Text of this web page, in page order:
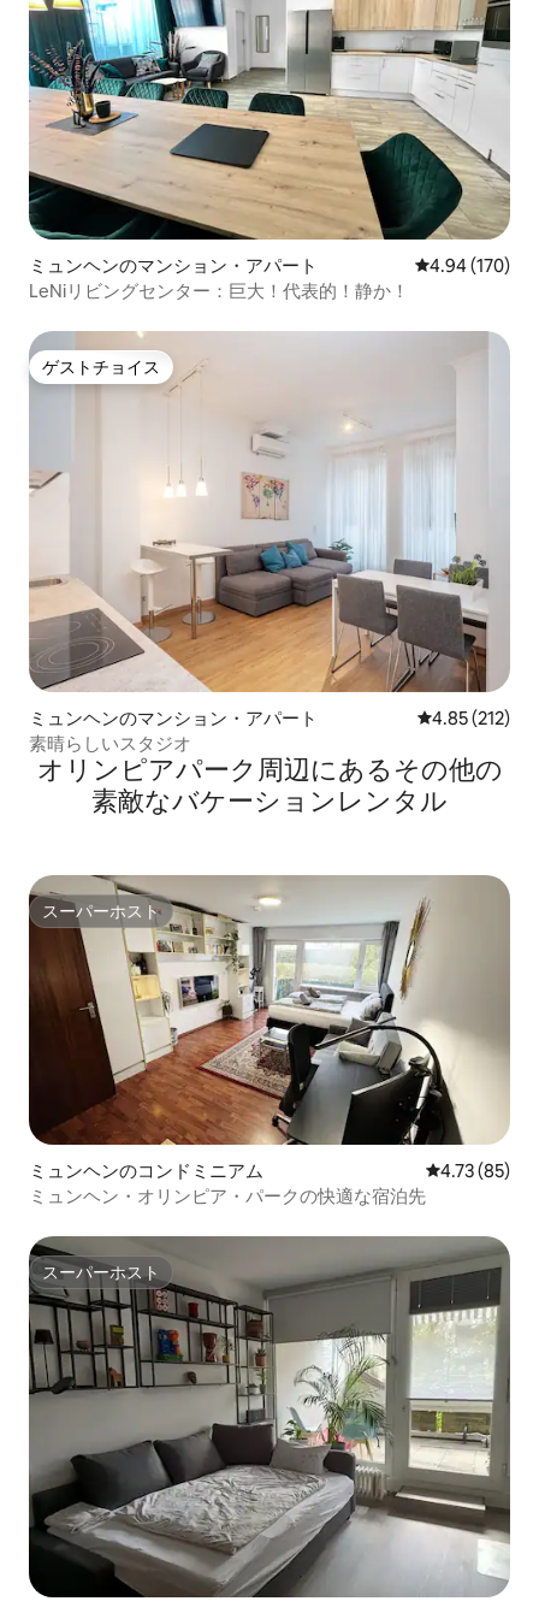
ミュンヘンのマンション・アパート レビュー170
4.94 (170)
LeNiリビングセンター：巨大！代表的！静か！
ゲストチョイス
ゲストチョイス
ミュンヘンのマンション・アパート レビュー212
4.85 (212)
素晴らしいスタジオ
オリンピアパーク⁠周⁠辺⁠に⁠あ⁠るそ⁠の⁠他⁠の
素⁠敵⁠なバ⁠ケ⁠ー⁠シ⁠ョ⁠ン⁠レ⁠ン⁠タ⁠ル
スーパーホスト
スーパーホスト
ミュンヘンのコンドミニアム レビュー85
4.73 (85)
ミュンヘン・オリンピア・パークの快適な宿泊先
スーパーホスト
スーパーホスト